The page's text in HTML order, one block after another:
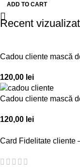
ADD TO CART
Recent
Cadou cliente mască
120,00 lei
Cadou cliente mască
120,00 lei
Card Fidelitate cliente